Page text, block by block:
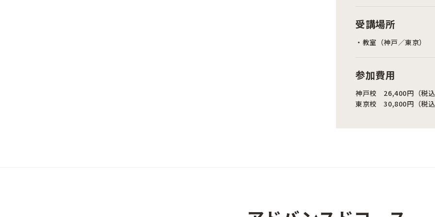
受講場所
・教室（神戸／東京）
参加費用
神戸校 26,400円（税込
東京校 30,800円（税込